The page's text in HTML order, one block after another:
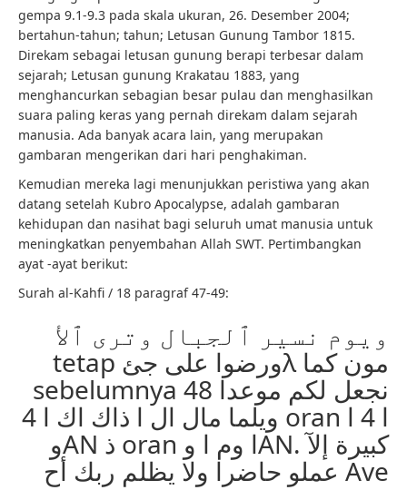
gempa 9.1-9.3 pada skala ukuran, 26. Desember 2004;
bertahun-tahun; tahun; Letusan Gunung Tambor 1815.
Direkam sebagai letusan gunung berapi terbesar dalam
sejarah; Letusan gunung Krakatau 1883, yang
menghancurkan sebagian besar pulau dan menghasilkan
suara paling keras yang pernah direkam dalam sejarah
manusia. Ada banyak acara lain, yang merupakan
gambaran mengerikan dari hari penghakiman.
Kemudian mereka lagi menunjukkan peristiwa yang akan
datang setelah Kubro Apocalypse, adalah gambaran
kehidupan dan nasihat bagi seluruh umat manusia untuk
meningkatkan penyembahan Allah SWT. Pertimbangkan
ayat -ayat berikut:
Surah al-Kahfi / 18 paragraf 47-49:
ويوم نسير ٱلجبال وترى ٱلأ
tetap ورضوا على جئλ مون كما
sebelumnya نجعل لكم موعدا 48
ويلما مال ال ا ذاك اك ا 4 oran ا 4 ا
وAN ذ oran ا وم ا وAN. كبيرة إلآ
عملو حاضرا ولا يظلم ربك أح Ave